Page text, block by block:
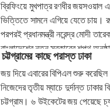
ব্রিফিংয়ে মুখপাত্র রণধীর জয়সওয়াল
ভিত্তিতে সামনে এগিয়ে যেতে চায়।
পরপরই প্রধানমন্ত্রী নরেন্দ্র মোদী
বাংলাদেশের নতুন সরকারের শপথ
করেন।
চট্টগ্রামের কাছে পরাস্ত ঢাকা
জয় দিয়ে এবারের বিপিএল শুরু করেছিল
নিজেদের তৃতীয় ম্যাচে দুর্দান্ত ঢাকার
চট্টগ্রাম। ৬ উইকেটের জয় পেয়েছে